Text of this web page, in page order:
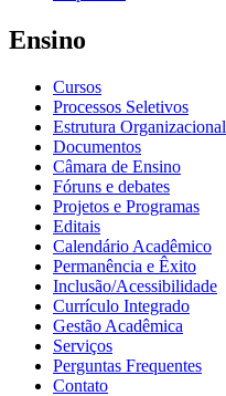
Ensino
Cursos
Processos Seletivos
Estrutura Organizacional
Documentos
Câmara de Ensino
Fóruns e debates
Projetos e Programas
Editais
Calendário Acadêmico
Permanência e Êxito
Inclusão/Acessibilidade
Currículo Integrado
Gestão Acadêmica
Serviços
Perguntas Frequentes
Contato